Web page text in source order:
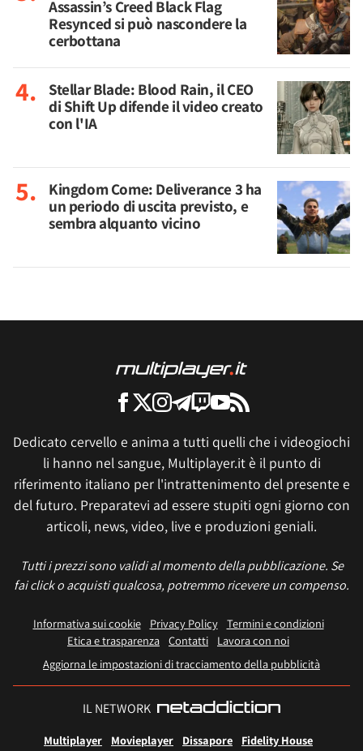
Assassin’s Creed Black Flag
Resynced si può nascondere la
cerbottana
Stellar Blade: Blood Rain, il CEO
di Shift Up difende il video creato
con l'IA
Kingdom Come: Deliverance 3 ha
un periodo di uscita previsto, e
sembra alquanto vicino
Dedicato cervello e anima a tutti quelli che i videogiochi
li hanno nel sangue, Multiplayer.it è il punto di
riferimento italiano per l'intrattenimento del presente e
del futuro. Preparatevi ad essere stupiti ogni giorno con
articoli, news, video, live e produzioni geniali.
Tutti i prezzi sono validi al momento della pubblicazione. Se
fai click o acquisti qualcosa, potremmo ricevere un compenso.
Informativa sui cookie Privacy Policy
Termini e condizioni
Etica e trasparenza Contatti
Lavora con noi
Aggiorna le impostazioni di tracciamento della pubblicità
IL NETWORK
Multiplayer Movieplayer Dissapore Fidelity House